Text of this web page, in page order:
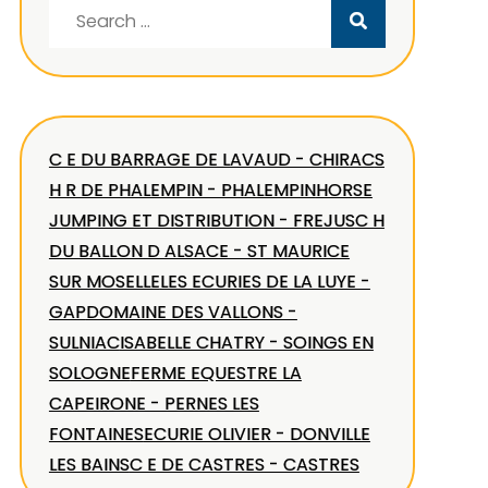
C E DU BARRAGE DE LAVAUD - CHIRACS
H R DE PHALEMPIN - PHALEMPINHORSE
JUMPING ET DISTRIBUTION - FREJUSC H
DU BALLON D ALSACE - ST MAURICE
SUR MOSELLELES ECURIES DE LA LUYE -
GAPDOMAINE DES VALLONS -
SULNIACISABELLE CHATRY - SOINGS EN
SOLOGNEFERME EQUESTRE LA
CAPEIRONE - PERNES LES
FONTAINESECURIE OLIVIER - DONVILLE
LES BAINSC E DE CASTRES - CASTRES